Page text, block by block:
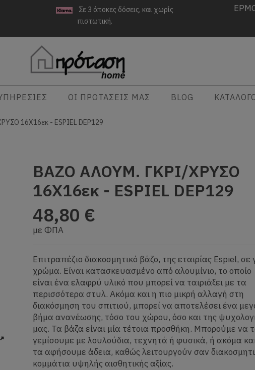
Σε 3 άτοκες δόσεις, και χωρίς
πιστωτική.
ΟΙ ΠΡΟΤΑΣΕΙΣ ΜΑΣ BLOG
16X16εκ - ESPIEL DEP129
ΒΑΖΟ ΑΛΟΥΜ. ΓΚΡΙ/ΧΡΥΣΟ
16X16εκ - ESPIEL DEP129
48,80 €
με ΦΠΑ
Επιτραπέζιο διακοσμητικό βάζο, της εταιρίας Espiel, σε
χρώμα. Είναι κατασκευασμένο από αλουμίνιο, το οποίο
είναι ένα ελαφρύ υλικό που μπορεί να ταιριάξει με τα
περισσότερα στυλ. Ακόμα και η πιο μικρή αλλαγή στη
διακόσμηση του σπιτιού, μπορεί να αποτελέσει ένα
βήμα ανανέωσης, τόσο του χώρου, όσο και της
μας. Τα βάζα είναι μία τέτοια προσθήκη. Μπορούμε να
γεμίσουμε με λουλούδια, τεχνητά ή φυσικά, ή ακόμα
τα αφήσουμε άδεια, καθώς λειτουργούν σαν
κομμάτια υψηλής αισθητικής αξίας.